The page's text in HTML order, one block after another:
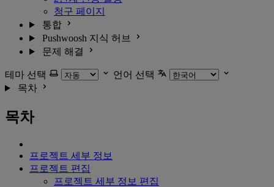
청구 페이지
통합
Pushwoosh 지식 허브
문제 해결
테마 선택
언어 선택
목차
목차
프로젝트 세부 정보
프로젝트 편집
프로젝트 세부 정보 편집